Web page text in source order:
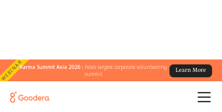
WEBINARKarma Summit Asia 2026 :Asia's largest corporate volunteering
summit
Learn More